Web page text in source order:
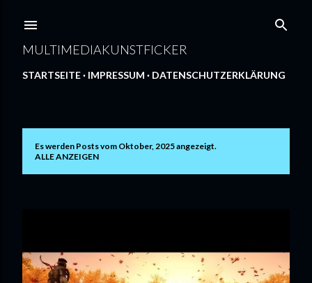
MULTIMEDIAKUNSTFICKER
STARTSEITE IMPRESSUM DATENSCHUTZERKLÄRUNG
s
Es werden Posts vom Oktober, 2025 angezeigt.
ALLE ANZEIGEN